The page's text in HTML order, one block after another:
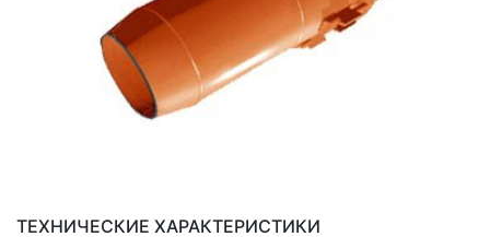
ТЕХНИЧЕСКИЕ ХАРАКТЕРИСТИКИ